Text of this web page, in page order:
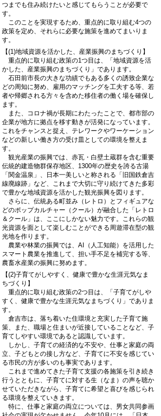
つまでも住み続けたいと感じてもらうことが必要で
す。
このことを実現するため、重点的に取り組む4つの
政策を定め、それらに必要な施策を進めてまいりま
す。
【(1)地域資源を活かした、産業振興のまちづくり】
重点的に取り組む政策の1つ目は、「地域資源を活
かした、産業振興のまちづくり」であります。
石田前市長の大きな功績でもある多くの誘致企業な
どの周知に努め、雇用のマッチングを工夫する等、若
者や帰郷される方々を含めた移住者の働く場を確保し
ます。
また、コロナ禍が長期にわたったことで、都市部の
企業が地方に拠点を移す動きが活発になっています。
これをチャンスと捉え、テレワークやワーケーション
などの新しい働き方の受け皿としての環境を整えま
す。
観光産業の振興では、赤瓦・白壁土蔵群を含む重要
伝統的建造物群保存地区、1300年の歴史を誇る古湯
「関金温泉」、日本一美しいと称される「旧国鉄倉吉
線廃線跡」など、これまで大切に守り続けてきた多彩
で豊かな地域資源を活かした観光振興を図ります。
さらに、伝統ある町並み（レトロ）とフィギュアな
どのポップカルチャー（クール）が融合した「レトロ
＆クール」は、ここにしかない魅力です。これらの観
光資源を面として楽しむことができる周遊滞在型の観
光地を作ります。
農業や林業の振興では、AI（人工知能）を活用した
スマート農業を推進して、担い手不足を補完する等、
農畜水産業の振興に努めます。
【(2)子育てがしやすく、健康で豊かな生涯元気なま
ちづくり】
重点的に取り組む政策の2つ目は、「子育てがしや
すく、健康で豊かな生涯元気なまちづくり」でありま
す。
倉吉市は、落ち着いた住環境と充実した子育て施
策、また、職場と住まいが近接していることなど、子
育てしやすい環境であると認識しています。
しかし、子育ての経済的な不安や、仕事と家庭の両
立、子どもとの接し方など、子育てに不安を感じてい
る市民の方が多いのも事実であります。
これまで進めてきた子育て支援の各施策を引き続き
行うとともに、子育てに対する生（なま）の声を聴か
せていただきながら、子育てに希望と喜びを感じられ
る環境を整えていきます。
特に、仕事と家庭の両立については、男女共同参画